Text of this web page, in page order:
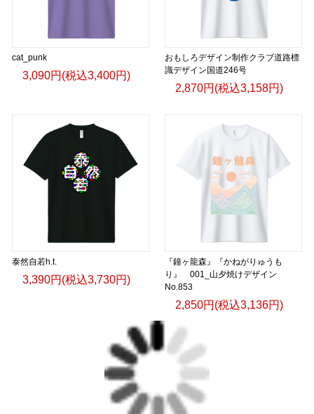
cat_punk
3,090円(税込3,400円)
おもしろデザイン制作クラブ道路標
識デザイン国道246号
2,870円(税込3,158円)
泰然自若h.t.
3,390円(税込3,730円)
『鐘ヶ龍森』『かねがりゅうも
り』 001_山夕焼けデザイン
No.853
2,850円(税込3,136円)